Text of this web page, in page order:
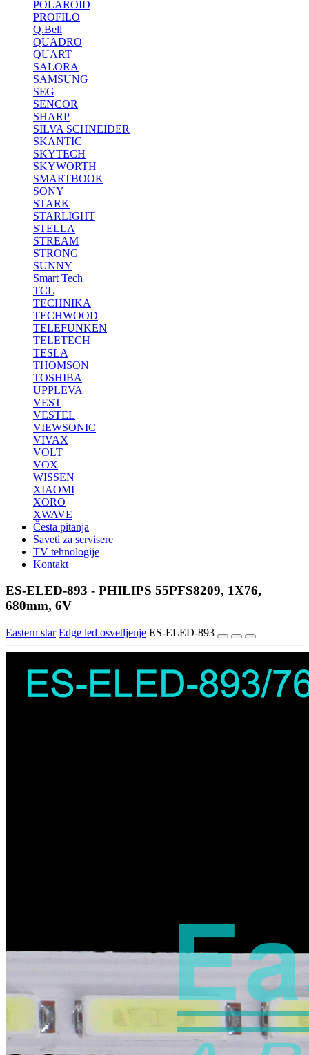
POLAROID
PROFILO
Q.Bell
QUADRO
QUART
SALORA
SAMSUNG
SEG
SENCOR
SHARP
SILVA SCHNEIDER
SKANTIC
SKYTECH
SKYWORTH
SMARTBOOK
SONY
STARK
STARLIGHT
STELLA
STREAM
STRONG
SUNNY
Smart Tech
TCL
TECHNIKA
TECHWOOD
TELEFUNKEN
TELETECH
TESLA
THOMSON
TOSHIBA
UPPLEVA
VEST
VESTEL
VIEWSONIC
VIVAX
VOLT
VOX
WISSEN
XIAOMI
XORO
XWAVE
Česta pitanja
Saveti za servisere
TV tehnologije
Kontakt
ES-ELED-893 - PHILIPS 55PFS8209, 1X76,
680mm, 6V
Eastern star Edge led osvetljenje ES-ELED-893